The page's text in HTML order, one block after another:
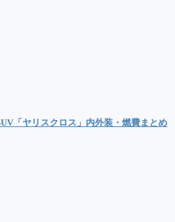
「ヤリスクロス」内外装・燃費まとめ